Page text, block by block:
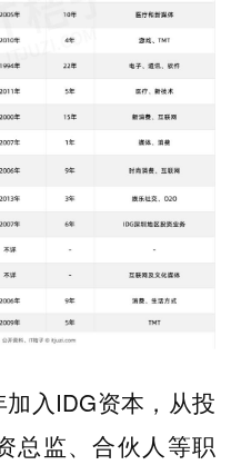
入IDG资本，从投
总监、合伙人等职